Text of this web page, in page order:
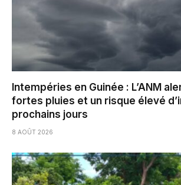
Intempéries en Guinée : L’ANM
fortes pluies et un risque élevé
prochains jours
8 AOÛT 2026